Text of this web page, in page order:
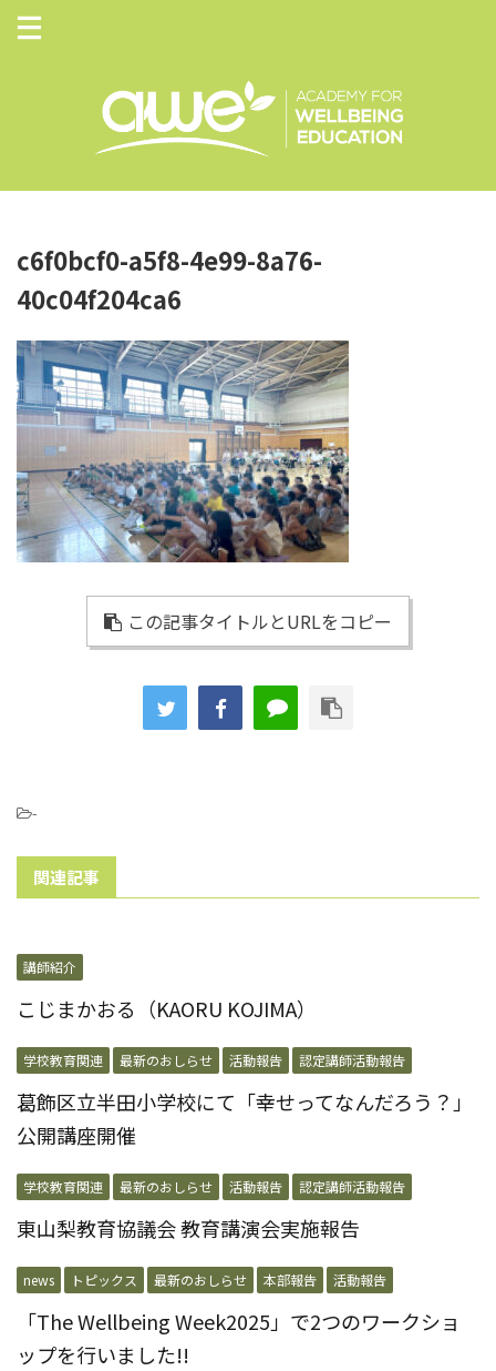
c6f0bcf0-a5f8-4e99-8a76-
40c04f204ca6
この記事タイトルとURLをコピー
-
関連記事
講師紹介
こじまかおる（KAORU KOJIMA）
学校教育関連 最新のおしらせ 活動報告 認定講師活動報告
葛飾区立半田小学校にて「幸せってなんだろう？」
公開講座開催
学校教育関連 最新のおしらせ 活動報告 認定講師活動報告
東山梨教育協議会 教育講演会実施報告
news トピックス 最新のおしらせ 本部報告 活動報告
「The Wellbeing Week2025」で2つのワークショ
ップを行いました!!